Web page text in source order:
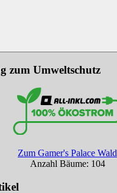
Suchen
zum Umweltschutz
Zum Gamer's Palace Wald
Anzahl Bäume: 104